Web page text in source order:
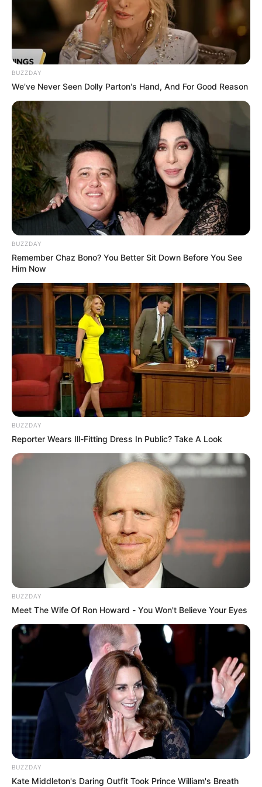
ALERTA BOGOTÁ EN GOOGLE NEWS
MANTÉNGASE EN ALERTA
Tenemos todas las noticias que le
favor, active las notificaciones de Alerta.
ACTIVAR AHORA
TEMAS DESTACADOS
RECIBO DEL AGUA
LOCALIDAD DE USAQUÉN
CUNDINAMARCA
CORTES DE LUZ
LOCALIDAD DE ENGATIVÁ
REGIOTRAM DE OCCIDENTE
LOCALIDAD DE SUBA
BUZZDAY
We’ve Never Seen Dolly Parton's Hand, And For Good Reason
BUZZDAY
Remember Chaz Bono? You Better Sit Down Before You See
Him Now
BUZZDAY
Reporter Wears Ill-Fitting Dress In Public? Take A Look
BUZZDAY
Meet The Wife Of Ron Howard - You Won't Believe Your Eyes
BUZZDAY
Kate Middleton's Daring Outfit Took Prince William's Breath